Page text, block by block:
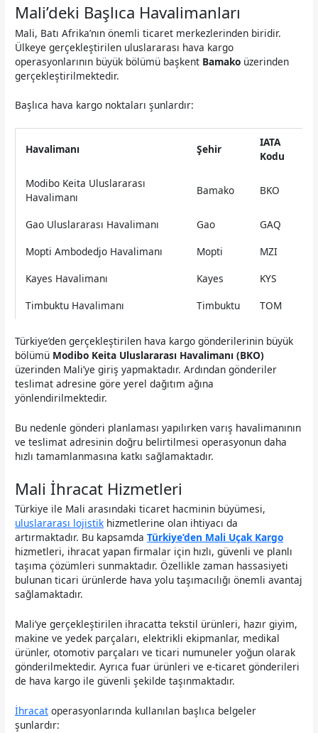
Mali’deki Başlıca Havalimanları
Mali, Batı Afrika’nın önemli ticaret merkezlerinden biridir.
Ülkeye gerçekleştirilen uluslararası hava kargo
operasyonlarının büyük bölümü başkent Bamako üzerinden
gerçekleştirilmektedir.
Başlıca hava kargo noktaları şunlardır:
Havalimanı Şehir
IATA
Kodu
Modibo Keita Uluslararası
Havalimanı
Bamako BKO
Gao Uluslararası Havalimanı Gao
GAQ
Mopti Ambodedjo Havalimanı
Mopti
MZI
Kayes Havalimanı
Kayes
KYS
Timbuktu Havalimanı
Timbuktu TOM
Türkiye’den gerçekleştirilen hava kargo gönderilerinin büyük
bölümü Modibo Keita Uluslararası Havalimanı (BKO)
üzerinden Mali’ye giriş yapmaktadır. Ardından gönderiler
teslimat adresine göre yerel dağıtım ağına
yönlendirilmektedir.
Bu nedenle gönderi planlaması yapılırken varış havalimanının
ve teslimat adresinin doğru belirtilmesi operasyonun daha
hızlı tamamlanmasına katkı sağlamaktadır.
Mali İhracat Hizmetleri
Türkiye ile Mali arasındaki ticaret hacminin büyümesi,
uluslararası lojistik hizmetlerine olan ihtiyacı da
artırmaktadır. Bu kapsamdaTürkiye’den Mali Uçak Kargo
hizmetleri, ihracat yapan firmalar için hızlı, güvenli ve planlı
taşıma çözümleri sunmaktadır. Özellikle zaman hassasiyeti
bulunan ticari ürünlerde hava yolu taşımacılığı önemli avantaj
sağlamaktadır.
Mali’ye gerçekleştirilen ihracatta tekstil ürünleri, hazır giyim,
makine ve yedek parçaları, elektrikli ekipmanlar, medikal
ürünler, otomotiv parçaları ve ticari numuneler yoğun olarak
gönderilmektedir. Ayrıca fuar ürünleri ve e-ticaret gönderileri
de hava kargo ile güvenli şekilde taşınmaktadır.
İhracat operasyonlarında kullanılan başlıca belgeler
şunlardır: